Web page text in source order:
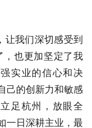
让我们深切感受到
，也更加坚定了我
实业的信心和决
己的创新力和敏感
足杭州，放眼全
一日深耕主业，最